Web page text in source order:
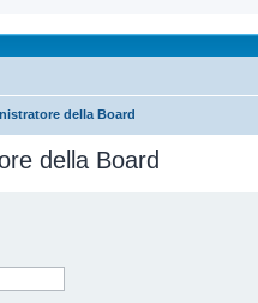
della Board
della Board